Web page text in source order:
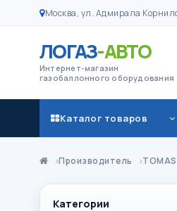
Москва, ул. Адмирала
ЛОГАЗ-АВТО
Интернет-магазин
газобаллонного оборудования
Каталог товаров
Производитель
Категории